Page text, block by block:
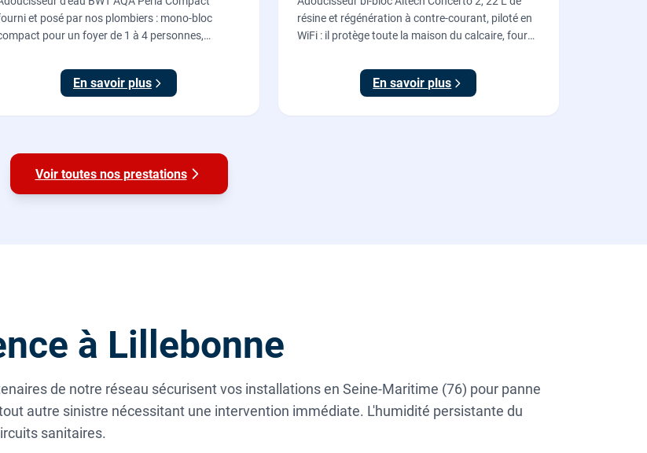
et posé par nos plombiers : mono-bloc
pour un foyer de 1 à 4 personnes,
Origine France Garantie. Protégez toute la maison
En savoir plus
résine et régénération à contre-courant, piloté en
WiFi : il protège toute la maison du calcaire, fourni,
En savoir plus
Voir toutes nos prestations
à Lillebonne
de notre réseau sécurisent vos installations en Seine-Maritime (76) pour panne
autre sinistre nécessitant une intervention immédiate. L'humidité persistante du
sanitaires.